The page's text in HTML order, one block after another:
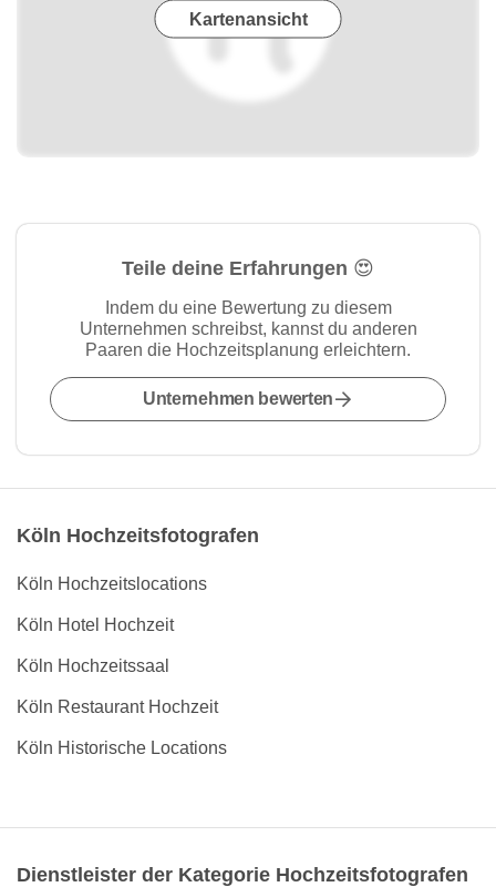
Kartenansicht
Teile deine Erfahrungen 😍
Indem du eine Bewertung zu diesem
Unternehmen schreibst, kannst du anderen
Paaren die Hochzeitsplanung erleichtern.
Unternehmen bewerten
Köln Hochzeitsfotografen
Köln Hochzeitslocations
Köln Hotel Hochzeit
Köln Hochzeitssaal
Köln Restaurant Hochzeit
Köln Historische Locations
Dienstleister der Kategorie Hochzeitsfotografen